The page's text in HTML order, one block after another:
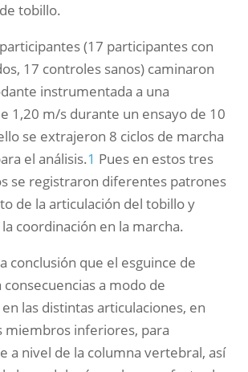
tobillo.
(17 participantes con
17 controles sanos) caminaron
instrumentada a una
1,20 m/s durante un ensayo de 10
se extrajeron 8 ciclos de marcha
el análisis.1 Pues en estos tres
se registraron diferentes patrones
de la articulación del tobillo y
coordinación en la marcha.
conclusión que el esguince de
a modo de
las distintas articulaciones, en
miembros inferiores, para
a nivel de la columna vertebral, así